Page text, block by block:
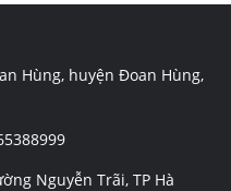
Hùng, huyện Đoan Hùng,
Nguyễn Trãi, TP Hà